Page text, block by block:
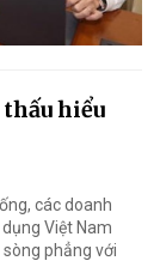
hiểu
các doanh
Việt Nam
phẳng với